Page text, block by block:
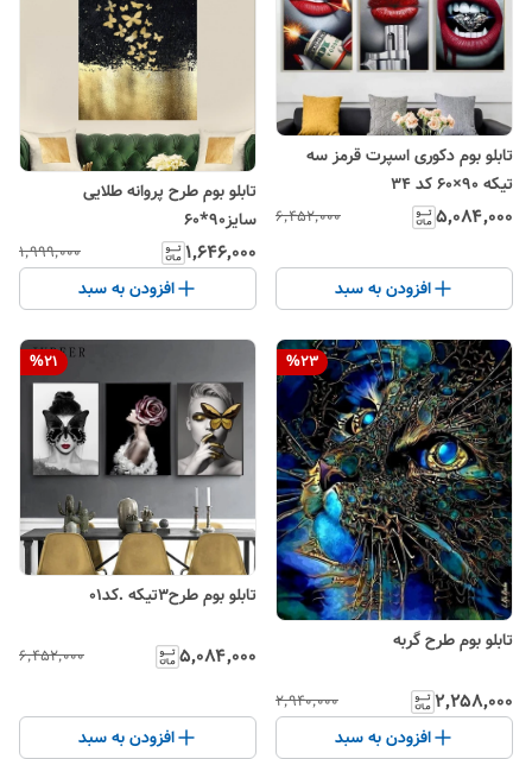
تابلو بوم دکوری اسپرت قرمز سه
تیکه ۹۰×۶۰ کد ۳۴
۵٬۰۸۴٬۰۰۰ ۶٬۴۵۲٬۰۰۰
افزودن به سبد
تابلو بوم طرح پروانه طلایی
سایز90*60
۱٬۶۴۶٬۰۰۰ ۱٬۹۹۹٬۰۰۰
افزودن به سبد
%23
تابلو بوم طرح گربه
۲٬۲۵۸٬۰۰۰ ۲٬۹۴۰٬۰۰۰
افزودن به سبد
%21
تابلو بوم طرح3تیکه .کد01
۵٬۰۸۴٬۰۰۰ ۶٬۴۵۲٬۰۰۰
افزودن به سبد